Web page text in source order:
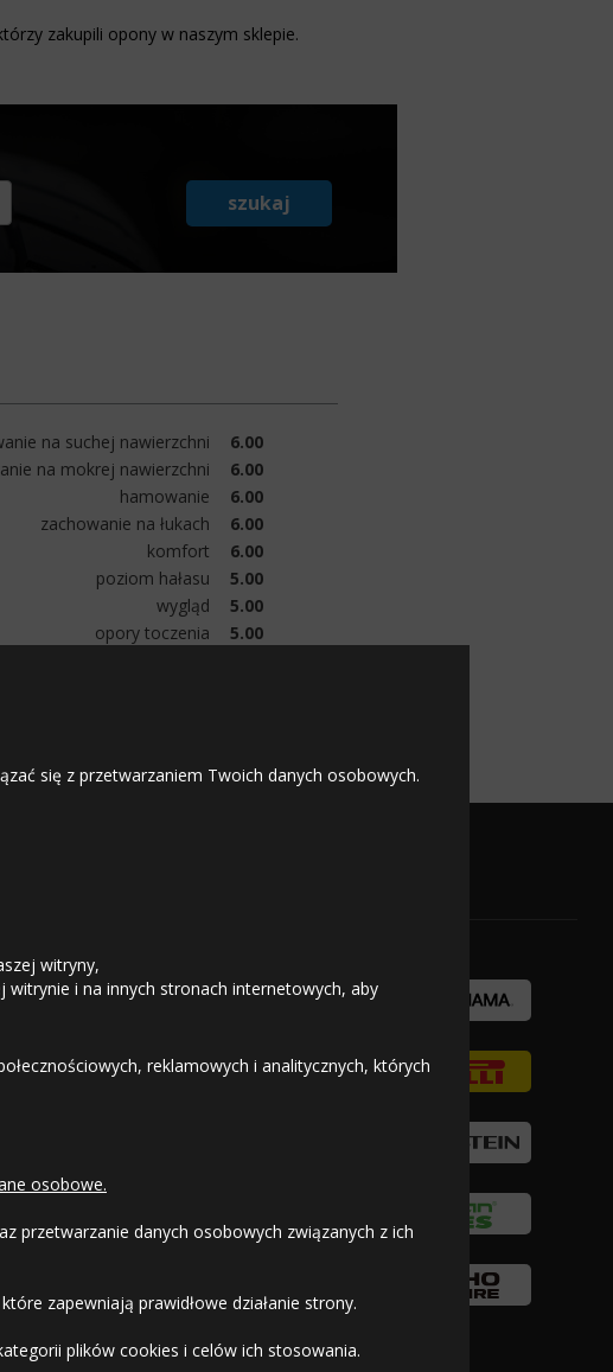
się z przetwarzaniem Twoich danych osobowych.
witryny,
i na innych stronach internetowych, aby
reklamowych i analitycznych, których
osobowe.
przetwarzanie danych osobowych związanych z ich
zapewniają prawidłowe działanie strony.
plików cookies i celów ich stosowania.
zakupili opony w naszym sklepie.
szukaj
na suchej nawierzchni
6.00
na mokrej nawierzchni
6.00
hamowanie
6.00
zachowanie na łukach
6.00
komfort
6.00
poziom hałasu
5.00
wygląd
5.00
opory toczenia
5.00
Nie warto przepłacać.